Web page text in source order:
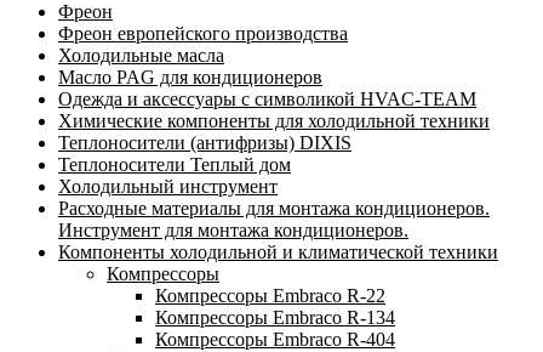
Фреон
Фреон европейского производства
Холодильные масла
Масло PAG для кондиционеров
Одежда и аксессуары с символикой HVAC-TEAM
Химические компоненты для холодильной техники
Теплоносители (антифризы) DIXIS
Теплоносители Теплый дом
Холодильный инструмент
Расходные материалы для монтажа кондиционеров.
Инструмент для монтажа кондиционеров.
Компоненты холодильной и климатической техники
Компрессоры
Компрессоры Embraco R-22
Компрессоры Embraco R-134
Компрессоры Embraco R-404